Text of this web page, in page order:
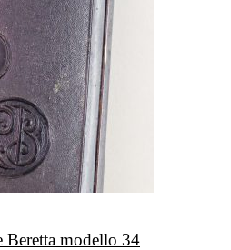
Beretta modello 34